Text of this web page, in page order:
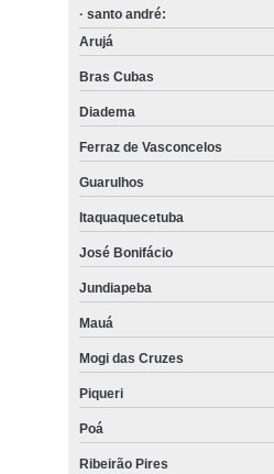
· santo andré:
Arujá
Bras Cubas
Diadema
Ferraz de Vasconcelos
Guarulhos
Itaquaquecetuba
José Bonifácio
Jundiapeba
Mauá
Mogi das Cruzes
Piqueri
Poá
Ribeirão Pires